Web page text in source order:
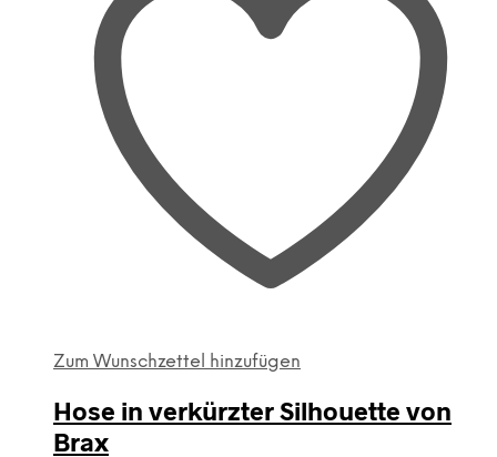
Zum Wunschzettel hinzufügen
Hose in verkürzter Silhouette von
Brax